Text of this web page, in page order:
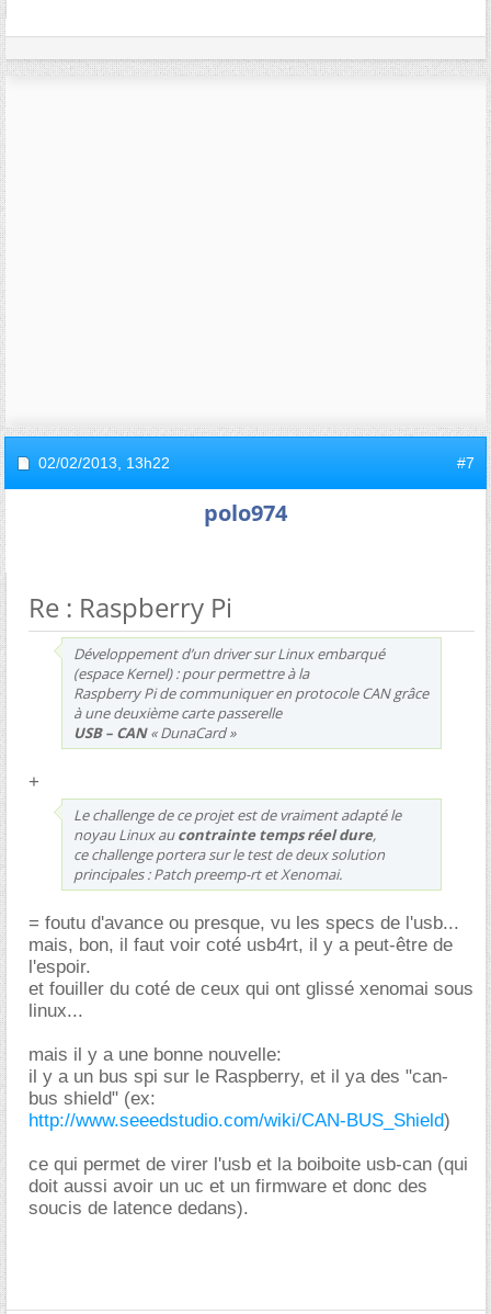
02/02/2013, 13h22 #7
polo974
Re : Raspberry Pi
Développement d’un driver sur Linux embarqué
(espace Kernel) : pour permettre à la
Raspberry Pi de communiquer en protocole CAN grâce
à une deuxième carte passerelle
USB – CAN« DunaCard »
+
Le challenge de ce projet est de vraiment adapté le
noyau Linux aucontrainte temps réel dure,
ce challenge portera sur le test de deux solution
principales : Patch preemp-rt et Xenomai.
= foutu d'avance ou presque, vu les specs de l'usb...
mais, bon, il faut voir coté usb4rt, il y a peut-être de
l'espoir.
et fouiller du coté de ceux qui ont glissé xenomai sous
linux...
mais il y a une bonne nouvelle:
il y a un bus spi sur le Raspberry, et il ya des "can-
bus shield" (ex:
http://www.seeedstudio.com/wiki/CAN-BUS_Shield)
ce qui permet de virer l'usb et la boiboite usb-can (qui
doit aussi avoir un uc et un firmware et donc des
soucis de latence dedans).